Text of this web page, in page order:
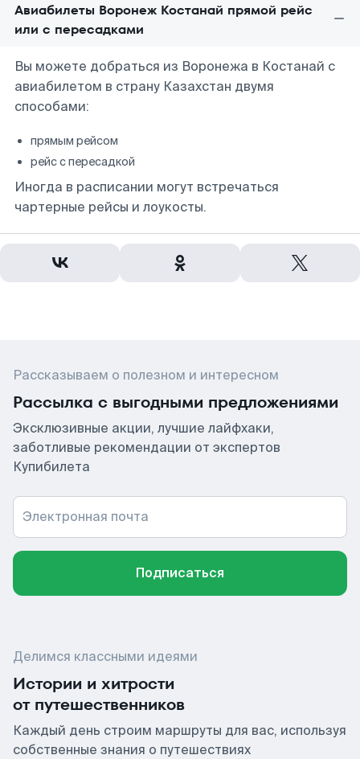
Авиабилеты Воронеж Костанай прямой рейс
или с пересадками
Вы можете добраться из Воронежа в Костанай с
авиабилетом в страну Казахстан двумя
способами:
прямым рейсом
рейс с пересадкой
Иногда в расписании могут встречаться
чартерные рейсы и лоукосты.
Рассказываем о полезном и интересном
Рассылка с выгодными предложениями
Эксклюзивные акции, лучшие лайфхаки,
заботливые рекомендации от экспертов
Купибилета
Электронная почта
Подписаться
Делимся классными идеями
Истории и хитрости
от путешественников
Каждый день строим маршруты для вас, используя
собственные знания о путешествиях